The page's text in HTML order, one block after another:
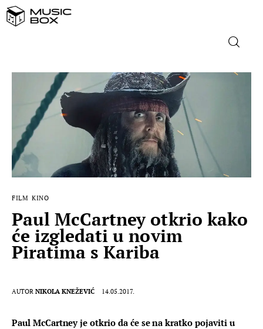
NASLOVNICA
DOMAĆA GLAZBA
STRANA GLAZBA
FILM
FILM KINO
Paul McCartney otkrio kako
će izgledati u novim
Piratima s Kariba
AUTOR NIKOLA KNEŽEVIĆ 14.05.2017.
Paul McCartney je otkrio da će se na kratko pojaviti u